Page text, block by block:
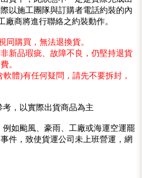
以施工團隊與訂購者電話約裝的內
廠商將進行聯絡之約裝動作。
購買，無法退換貨。
新品瑕疵、故障不良，仍堅持退貨
。
體)有任何疑問，請先不要拆封，
，以實際出貨商品為主
如颱風、豪雨、工廠或海運空運罷
件，致使貨運公司未上班營運，網